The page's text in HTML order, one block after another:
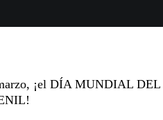
¡el DÍA MUNDIAL DEL